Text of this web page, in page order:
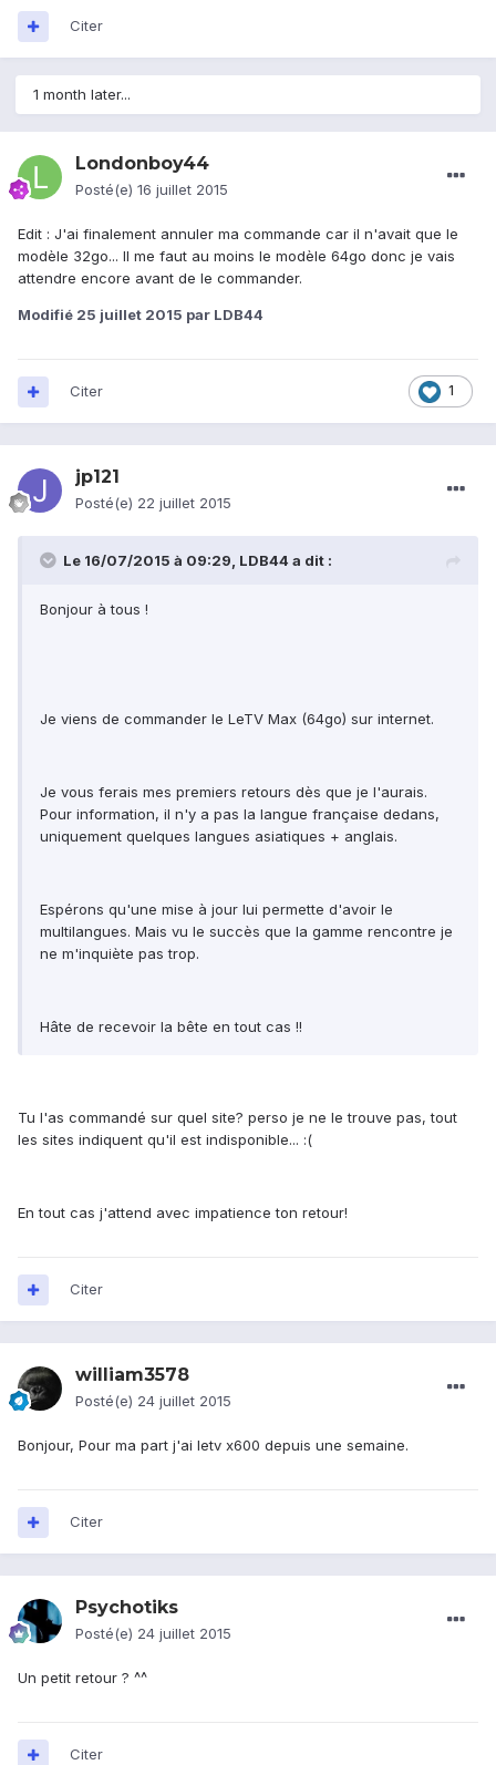
Citer
1 month later...
Londonboy44
Posté(e) 16 juillet 2015
Edit : J'ai finalement annuler ma commande car il n'avait que le
modèle 32go... Il me faut au moins le modèle 64go donc je vais
attendre encore avant de le commander.
Modifié 25 juillet 2015 par LDB44
1
Citer
jp121
Posté(e) 22 juillet 2015
Le 16/07/2015 à 09:29, LDB44 a dit :
Bonjour à tous !
Je viens de commander le LeTV Max (64go) sur internet.
Je vous ferais mes premiers retours dès que je l'aurais.
Pour information, il n'y a pas la langue française dedans,
uniquement quelques langues asiatiques + anglais.
Espérons qu'une mise à jour lui permette d'avoir le
multilangues. Mais vu le succès que la gamme rencontre je
ne m'inquiète pas trop.
Hâte de recevoir la bête en tout cas !!
Tu l'as commandé sur quel site? perso je ne le trouve pas, tout
les sites indiquent qu'il est indisponible... :(
En tout cas j'attend avec impatience ton retour!
Citer
william3578
Posté(e) 24 juillet 2015
Bonjour, Pour ma part j'ai letv x600 depuis une semaine.
Citer
Psychotiks
Posté(e) 24 juillet 2015
Un petit retour ? ^^
Citer